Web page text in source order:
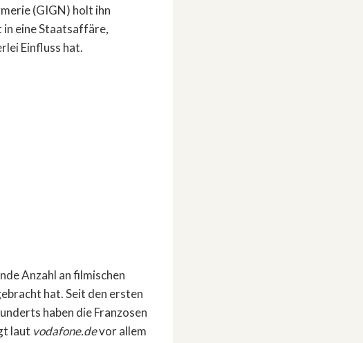
(GIGN) holt ihn
in eine Staatsaffäre,
Einfluss hat.
Anzahl an filmischen
hat. Seit den ersten
haben die Franzosen
laut vodafone.devor allem